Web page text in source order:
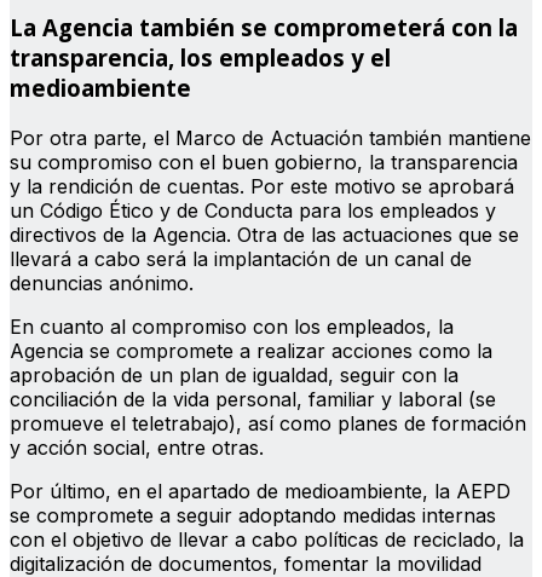
La Agencia también se comprometerá con la
transparencia, los empleados y el
medioambiente
Por otra parte, el Marco de Actuación también mantiene
su compromiso con el buen gobierno, la transparencia
y la rendición de cuentas. Por este motivo se aprobará
un Código Ético y de Conducta para los empleados y
directivos de la Agencia. Otra de las actuaciones que se
llevará a cabo será la implantación de un canal de
denuncias anónimo.
En cuanto al compromiso con los empleados, la
Agencia se compromete a realizar acciones como la
aprobación de un plan de igualdad, seguir con la
conciliación de la vida personal, familiar y laboral (se
promueve el teletrabajo), así como planes de formación
y acción social, entre otras.
Por último, en el apartado de medioambiente, la AEPD
se compromete a seguir adoptando medidas internas
con el objetivo de llevar a cabo políticas de reciclado, la
digitalización de documentos, fomentar la movilidad